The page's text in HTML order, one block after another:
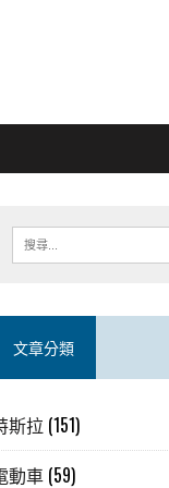
文章分類
斯拉 (151)
動車 (59)